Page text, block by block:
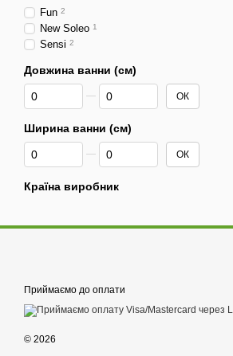
Fun 2
New Soleo 1
Sensi 2
Довжина ванни (см)
Від Довжина ванни (см)
До Довжина ванни (см) ОК
Ширина ванни (см)
Від Ширина ванни (см)
До Ширина ванни (см) ОК
Країна виробник
Приймаємо до оплати
© 2026